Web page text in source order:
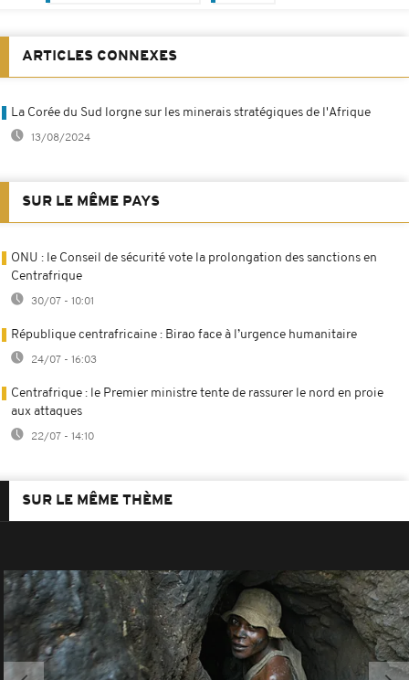
ARTICLES CONNEXES
La Corée du Sud lorgne sur les minerais stratégiques de l'Afrique
13/08/2024
SUR LE MÊME PAYS
ONU : le Conseil de sécurité vote la prolongation des sanctions en
Centrafrique
30/07 - 10:01
République centrafricaine : Birao face à l’urgence humanitaire
24/07 - 16:03
Centrafrique : le Premier ministre tente de rassurer le nord en proie
aux attaques
22/07 - 14:10
SUR LE MÊME THÈME